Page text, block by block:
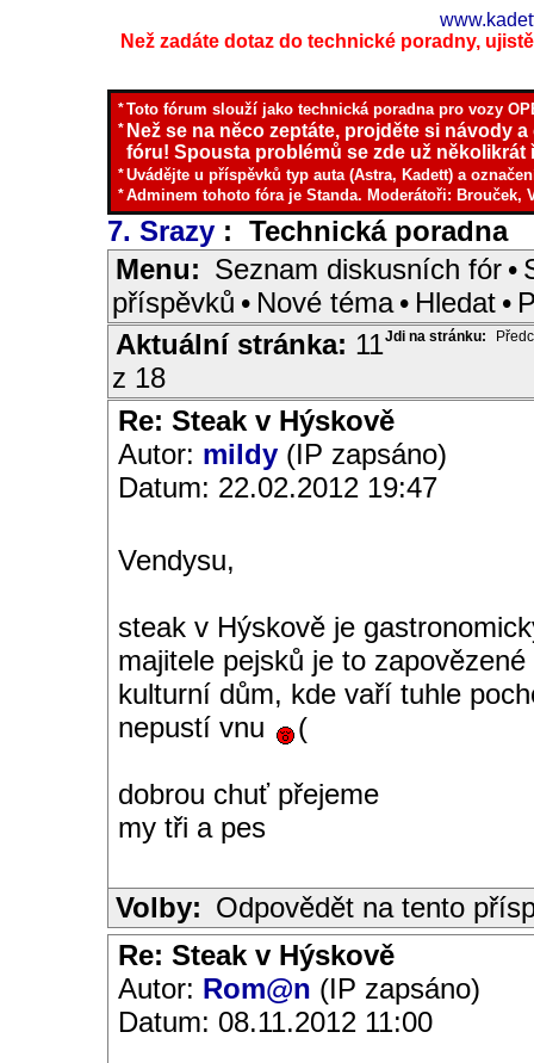
Než zadáte dotaz do technické poradny,
*Toto fórum slouží jako technická poradna pro vozy
* Než se na něco zeptáte, projděte si návody
fóru! Spousta problémů se zde už několikrát
*Uvádějte u příspěvků typ auta (Astra, Kadett) a
*Adminem tohoto fóra je Standa. Moderátoři: Brouček,
7. Srazy : Technická poradna
Menu: Seznam diskusních fór •
příspěvků • Nové téma • Hledat •
Jdi na stránku:
Aktuální stránka: 11
z 18
Re: Steak v Hýskově
Autor: mildy (IP zapsáno)
Datum: 22.02.2012 19:47
Vendysu,
steak v Hýskově je
majitele pejsků je to
kulturní dům, kde vaří tuhle
nepustí vnu
(
dobrou chuť přejeme
my tři a pes
Volby: Odpovědět na tento
Re: Steak v Hýskově
Autor: Rom@n (IP zapsáno)
Datum: 08.11.2012 11:00